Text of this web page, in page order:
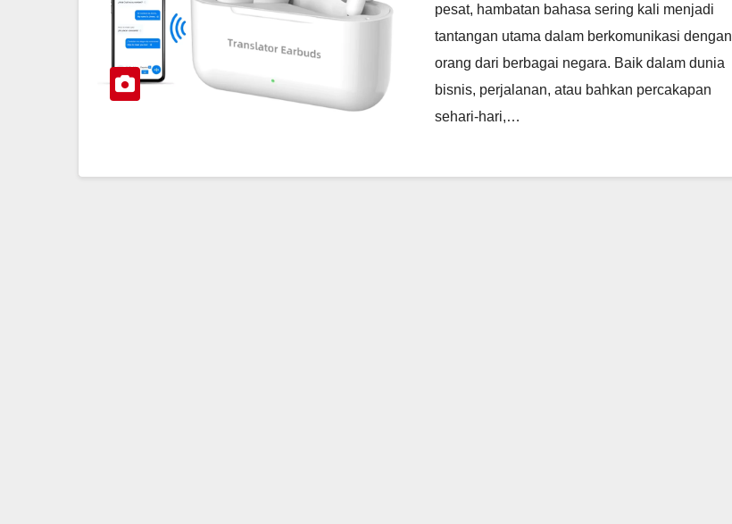
pesat, hambatan bahasa sering kali menjadi
tantangan utama dalam berkomunikasi dengan
orang dari berbagai negara. Baik dalam dunia
bisnis, perjalanan, atau bahkan percakapan
sehari-hari,…